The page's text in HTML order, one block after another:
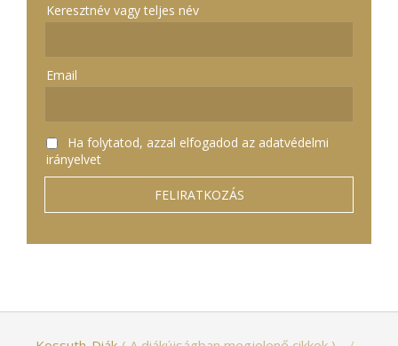
Keresztnév vagy teljes név
Email
Ha folytatod, azzal elfogadod az adatvédelmi
irányelvet